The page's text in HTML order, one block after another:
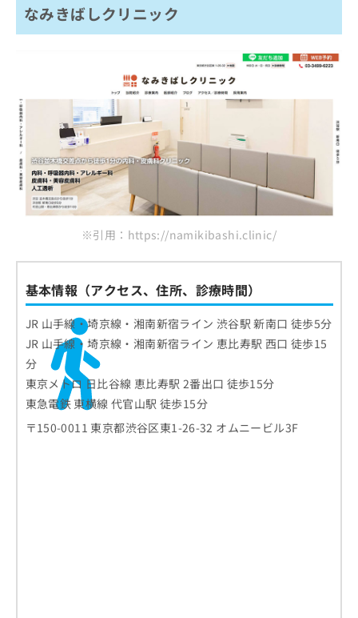
なみきばしクリニック
※引用：https://namikibashi.clinic/
基本情報（アクセス、住所、診療時間）
JR 山手線・埼京線・湘南新宿ライン 渋谷駅 新南口 徒歩5分
JR 山手線・埼京線・湘南新宿ライン 恵比寿駅 西口 徒歩15
分
東京メトロ 日比谷線 恵比寿駅 2番出口 徒歩15分
東急電鉄 東横線 代官山駅 徒歩15分
〒150-0011 東京都渋谷区東1-26-32 オムニービル3F